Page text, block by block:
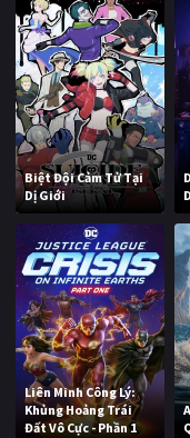
Biệt Đội Cảm Tử Tại
Dị Giới
Liên Minh Công Lý:
Khủng Hoảng Trái
Đất Vô Cực - Phần 1